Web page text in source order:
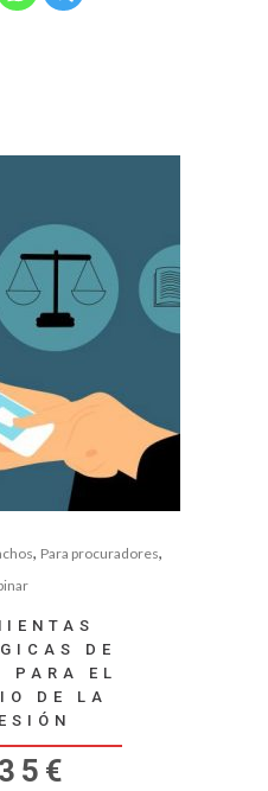
, Para procuradores,
DE
PARA EL
DE LA
€